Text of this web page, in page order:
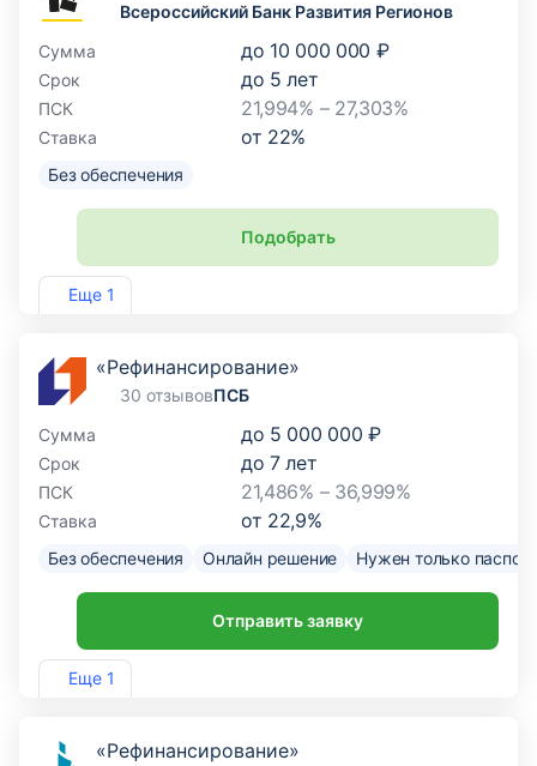
Еще 1
Всероссийский Банк Развития Регионов
Сумма
до 10 000 000 ₽
Срок до 5 лет
ПСК 21,994% – 27,303%
Ставка от 22%
Без обеспечения
Подобрать
Лиц. №3287
Еще 1
«Рефинансирование»
30 отзывовПСБ
Сумма
до 5 000 000 ₽
Срок до7лет
ПСК 21,486% – 36,999%
Ставка от 22,9%
Без обеспечения Онлайн решение Нужен только
Отправить заявку
Лиц. №3251
«Рефинансирование»